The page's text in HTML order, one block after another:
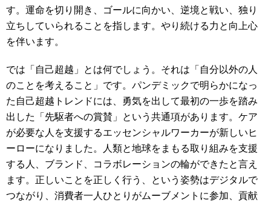
す。運命を切り開き、ゴールに向かい、逆境と戦い、独り
立ちしていられることを指します。やり続ける力と向上心
を伴います。
では「自己超越」とは何でしょう。それは「自分以外の人
のことを考えること」です。パンデミックで明らかになっ
た自己超越トレンドには、勇気を出して最初の一歩を踏み
出した「先駆者への賞賛」という共通項があります。ケア
が必要な人を支援するエッセンシャルワーカーが新しいヒ
ーローになりました。人類と地球をまもる取り組みを支援
する人、ブランド、コラボレーションの輪ができたと言え
ます。正しいことを正しく行う、という姿勢はデジタルで
つながり、消費者一人ひとりがムーブメントに参加、貢献